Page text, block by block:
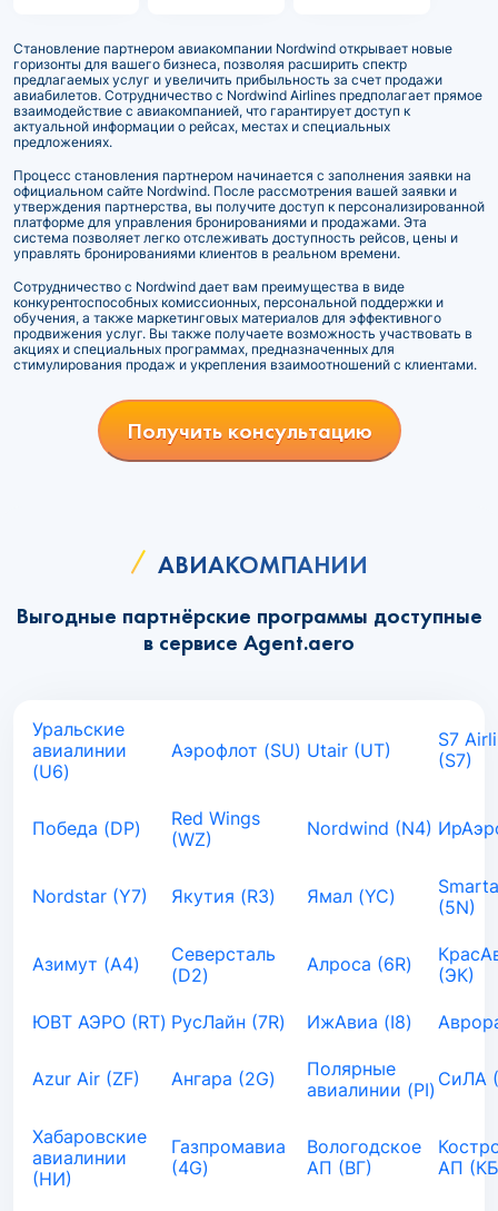
Становление партнером авиакомпании Nordwind открывает новые
горизонты для вашего бизнеса, позволяя расширить спектр
предлагаемых услуг и увеличить прибыльность за счет продажи
авиабилетов. Сотрудничество с Nordwind Airlines предполагает прямое
взаимодействие с авиакомпанией, что гарантирует доступ к
актуальной информации о рейсах, местах и специальных
предложениях.
Процесс становления партнером начинается с заполнения заявки на
официальном сайте Nordwind. После рассмотрения вашей заявки и
утверждения партнерства, вы получите доступ к персонализированной
платформе для управления бронированиями и продажами. Эта
система позволяет легко отслеживать доступность рейсов, цены и
управлять бронированиями клиентов в реальном времени.
Сотрудничество с Nordwind дает вам преимущества в виде
конкурентоспособных комиссионных, персональной поддержки и
обучения, а также маркетинговых материалов для эффективного
продвижения услуг. Вы также получаете возможность участвовать в
акциях и специальных программах, предназначенных для
стимулирования продаж и укрепления взаимоотношений с клиентами.
Получить консультацию
АВИАКОМПАНИИ
Выгодные партнёрские программы доступные
в сервисе Agent.aero
Уральские
авиалинии
(U6)
Аэрофлот (SU) Utair (UT)
S7
(S7)
Победа (DP)
Red Wings
(WZ)
Nordwind (N4)
Nordstar (Y7) Якутия (R3) Ямал (YC)
(5N)
Азимут (A4)
Северсталь
(D2)
Алроса (6R)
(ЭК)
ЮВТ АЭРО (RT) РусЛайн (7R) ИжАвиа (I8)
Azur Air (ZF) Ангара (2G)
Полярные
авиалинии (PI) СиЛА
Хабаровские
авиалинии
(НИ)
Газпромавиа
(4G)
Вологодское
АП (ВГ)
АП